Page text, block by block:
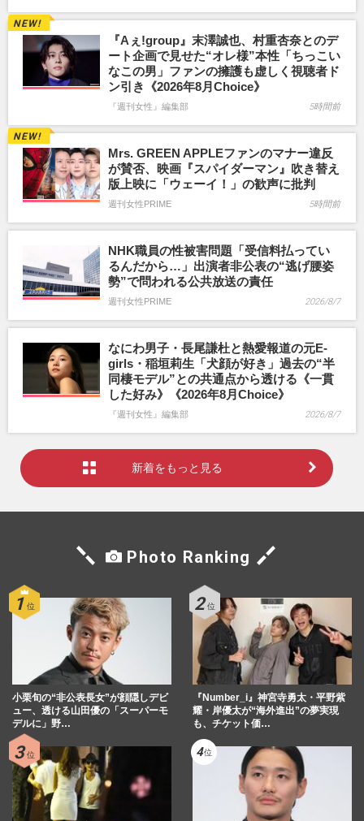
『Aぇ!group』末澤誠也、村重杏奈とのデ
ート企画で見せた“オレ様”本性「ちっこい
なこの男」ファンの擁護も虚しく視聴者ド
ン引き《2026年8月Choice》
『週刊女性』編集部 5時間前
Mrs. GREEN APPLEファンのマナー違反
が賛否、映画『スパイダーマン』吹き替え
版上映に「ウェーイ！」の歓声に批判
週刊女性PRIME 5時間前
NHK職員の性被害問題「受信料払ってい
るんだから…」出演者非公表の“逃げ腰姿
勢”で問われる公共放送の責任
週刊女性PRIME 2026/8/7
なにわ男子・長尾謙杜と熱愛報道の元E-
girls・稲垣莉生「犬顔が好き」過去の“半
同棲モデル”との共通点から透ける《一貫
した好み》《2026年8月Choice》
『週刊女性』編集部 2026/8/7
新着をもっと見る
Photo Ranking
小栗旬の“非公表長女”が顔隠しデビ
ュー、透ける山田優の「スーパーモ
デルに」野…
『Number_i』神宮寺勇太・平野紫
耀・岸優太が“海外進出”の夢実現
も、チケット価…